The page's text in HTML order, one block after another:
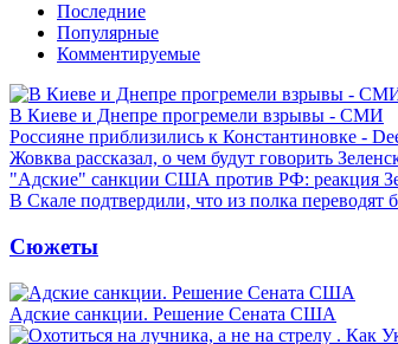
Последние
Популярные
Комментируемые
В Киеве и Днепре прогремели взрывы - СМИ
Россияне приблизились к Константиновке -
Жовква рассказал, о чем будут говорить
"Адские" санкции США против РФ: реакция
В Скале подтвердили, что из полка переводят
Сюжеты
Адские санкции. Решение Сената США